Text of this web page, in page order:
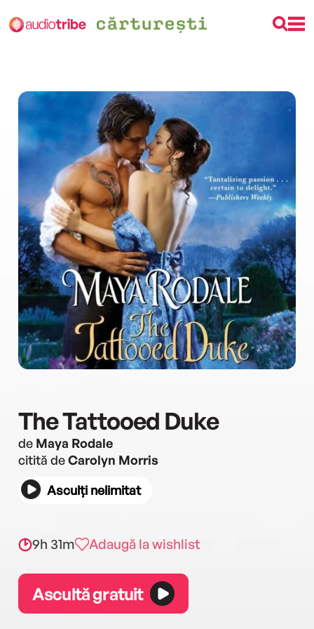
The Tattooed Duke
de Maya Rodale
citită deCarolyn Morris
Asculți nelimitat
9h 31m Adaugă la wishlist
Ascultă gratuit